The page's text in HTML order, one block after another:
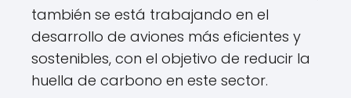
también se está trabajando en el
desarrollo de aviones más eficientes y
sostenibles, con el objetivo de reducir la
huella de carbono en este sector.